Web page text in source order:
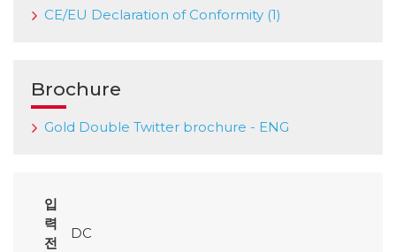
CE/EU Declaration of Conformity (1)
Brochure
Gold Double Twitter brochure - ENG
입
력
전
DC